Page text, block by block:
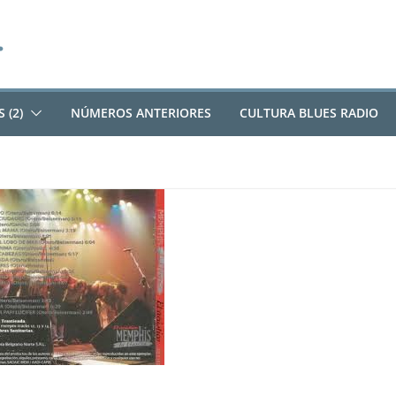
(2) NÚMEROS ANTERIORES CULTURA BLUES RADIO